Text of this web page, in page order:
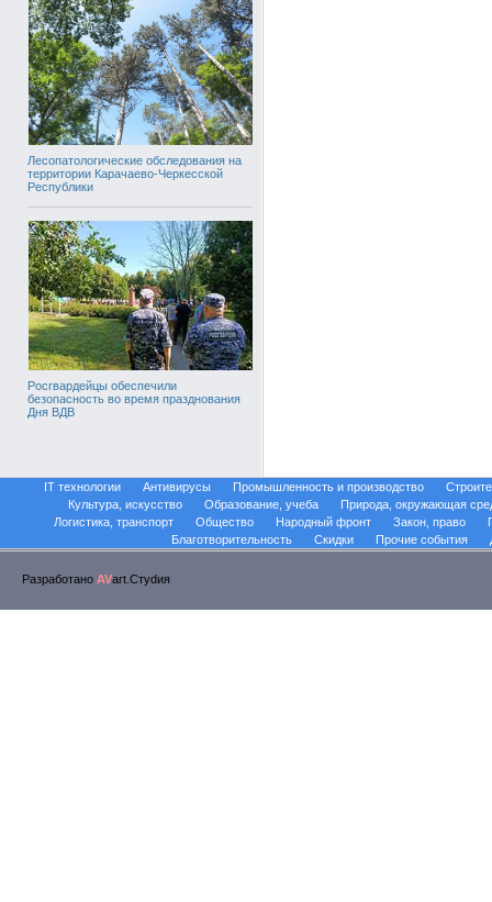
Лесопатологические обследования на
территории Карачаево-Черкесской
Республики
Росгвардейцы обеспечили
безопасность во время празднования
Дня ВДВ
IT технологии Антивирусы Промышленность и производство
Культура, искусство
Образование, учеба
Природа, окружающая
Логистика, транспорт
Общество Народный фронт Закон, право
Благотворительность
Скидки Прочие события
Разработано AVart.Стуdия